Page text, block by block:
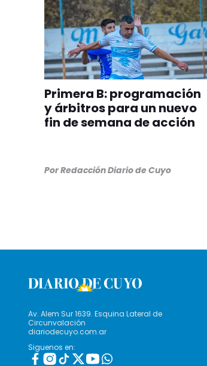
Primera B: programación
y árbitros para un nuevo
fin de semana de acción
PorRedacción Diario de Cuyo
Av. Alem Sur 1639. Esquina Lateral de
Circunvalación
diariodecuyo.com.ar
Siguenos en: